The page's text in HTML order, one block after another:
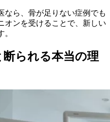
なら、骨が足りない症例でも
オンを受けることで、新しい
断られる本当の理